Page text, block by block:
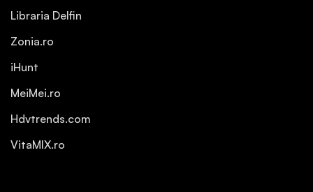
Libraria Delfin
Zonia.ro
iHunt
MeiMei.ro
Hdvtrends.com
VitaMIX.ro